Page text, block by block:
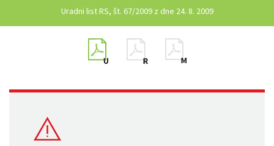
Uradni list RS, št. 67/2009 z dne 24. 8. 2009